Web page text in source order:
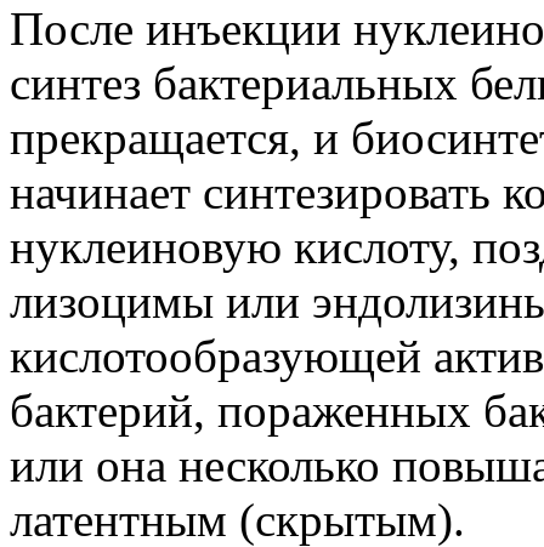
После инъекции
синтез бактериальных
прекращается, и
начинает синтезировать
нуклеиновую кислоту,
лизоцимы или
кислотообразующей
бактерий, пораженных
или она несколько
латентным (скрытым).